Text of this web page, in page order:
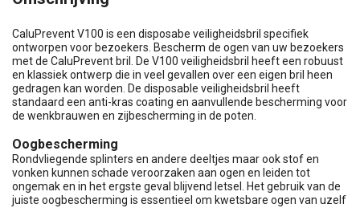
CaluPrevent V100 is een disposabe veiligheidsbril specifiek
ontworpen voor bezoekers. Bescherm de ogen van uw bezoekers
met de CaluPrevent bril. De V100 veiligheidsbril heeft een robuust
en klassiek ontwerp die in veel gevallen over een eigen bril heen
gedragen kan worden. De disposable veiligheidsbril heeft
standaard een anti-kras coating en aanvullende bescherming voor
de wenkbrauwen en zijbescherming in de poten.
Oogbescherming
Rondvliegende splinters en andere deeltjes maar ook stof en
vonken kunnen schade veroorzaken aan ogen en leiden tot
ongemak en in het ergste geval blijvend letsel. Het gebruik van de
juiste oogbescherming is essentieel om kwetsbare ogen van uzelf